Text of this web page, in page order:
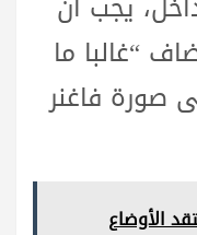
“غالبا ما
صورة فاغنر
الأوضاع